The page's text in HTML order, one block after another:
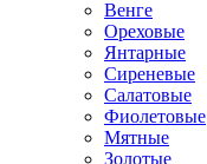
Венге
Ореховые
Янтарные
Сиреневые
Салатовые
Фиолетовые
Мятные
Золотые